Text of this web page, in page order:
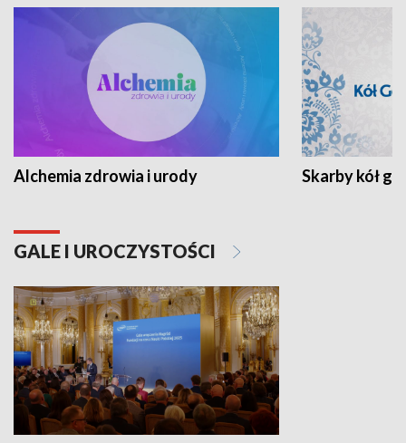
Alchemia zdrowia i urody Skarby kół
GALE I UROCZYSTOŚCI